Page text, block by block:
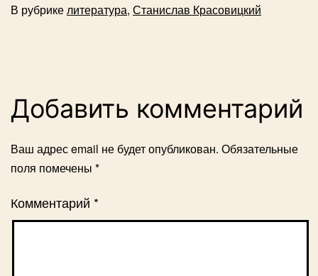
В рубрикелитература, Станислав Красовицкий
Добавить комментарий
Ваш адрес email не будет опубликован. Обязательные
поля помечены *
Комментарий *